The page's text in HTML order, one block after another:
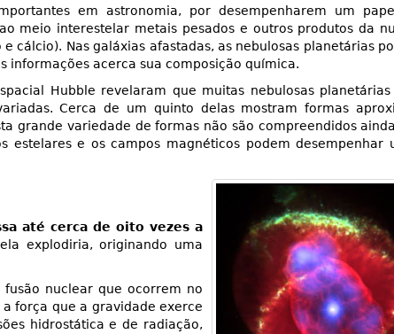
em astronomia, por desempenharem um
meio interestelar metais pesados e outros produtos da
cálcio). Nas galáxias afastadas, as nebulosas planetárias
informações acerca sua composição química.
Hubble revelaram que muitas nebulosas planetárias
Cerca de um quinto delas mostram formas
grande variedade de formas não são compreendidos
estelares e os campos magnéticos podem desempenhar
até cerca de oito vezes a
explodiria, originando uma
nuclear que ocorrem no
força que a gravidade exerce
hidrostática e de radiação,